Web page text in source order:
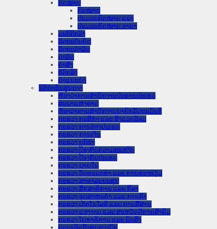
ກົດໝາຍ
ກົດໝາຍ
ປະມວນກົດໝາຍ ແພ່ງ
ປະມວນກົດໝາຍ ອາຍາ
ມະຕິຕົກລົງ
ລັດຖະບັນຍັດ
ລັດຖະດໍາລັດ
ດໍາລັດ
ຄໍາສັ່ງ
ຂໍ້ຕົກລົງ
ຄໍາແນະນໍາ
ນິຕິກໍາຂັ້ນສູນກາງ
ຫ້ອງວ່າການສໍານັກງານປະທານປະເທດ
ສະພາແຫ່ງຊາດ
ຫ້ອງວ່າການສຳນັກງານນາຍົກລັດຖະມົນຕີ
ກະຊວງ ກະສິກຳ ແລະ ສິ່ງແວດລ້ອມ
ກະຊວງ ການຕ່າງປະເທດ
ກະຊວງ ການເງິນ
ກະຊວງ ຍຸຕິທໍາ
ກະຊວງ ປ້ອງກັນຄວາມສະຫງົບ
ກະຊວງ ປ້ອງກັນປະເທດ
ກະຊວງ ພາຍໃນ
ກະຊວງ ວັດທະນະທຳ ແລະ ການທ່ອງທ່ຽວ
ກະຊວງ ສາທາລະນະສຸກ
ກະຊວງ ສຶກສາທິການ ແລະ ກິລາ
ກະຊວງ ອຸດສາຫະກຳ ແລະ ການຄ້າ
ກະຊວງ ເຕັກໂນໂລຊີ ແລະ ການສື່ສານ
ກະຊວງ ແຮງງານ ແລະ ສະຫວັດດີການສັງຄົມ
ກະຊວງ ໂຍທາທິການ ແລະ ຂົນສົ່ງ
ຄະນະຈັດຕັ້ງສູນກາງພັກ